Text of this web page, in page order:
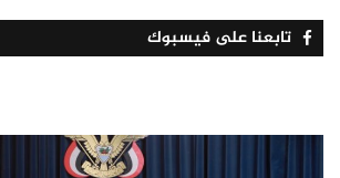
تابعنا على فيسبوك